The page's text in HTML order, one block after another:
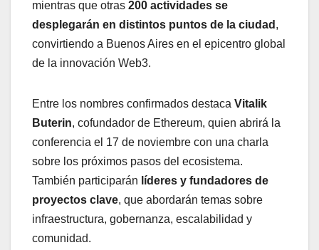
mientras que otras 200 actividades se
desplegarán en distintos puntos de la ciudad ,
convirtiendo a Buenos Aires en el epicentro global
de la innovación Web3.
Entre los nombres confirmados destaca Vitalik
Buterin, cofundador de Ethereum, quien abrirá la
conferencia el 17 de noviembre con una charla
sobre los próximos pasos del ecosistema.
También participarán líderes y fundadores de
proyectos clave, que abordarán temas sobre
infraestructura, gobernanza, escalabilidad y
comunidad.